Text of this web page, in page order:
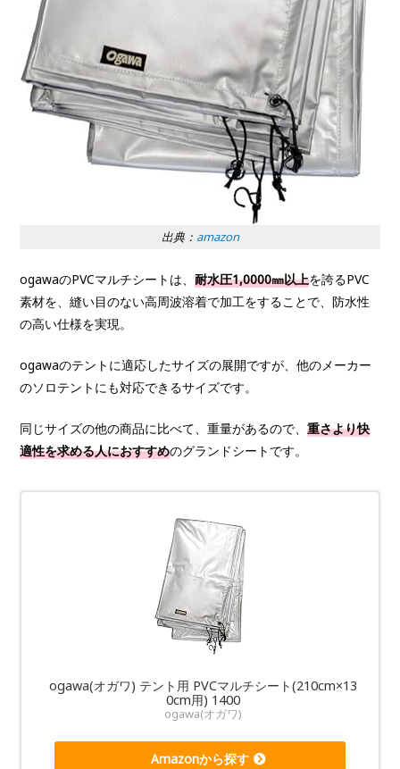
出典： amazon
ogawaのPVCマルチシートは、耐水圧1,0000㎜以上を誇るPVC
素材を、縫い目のない高周波溶着で加工をすることで、防水性
の高い仕様を実現。
ogawaのテントに適応したサイズの展開ですが、他のメーカー
のソロテントにも対応できるサイズです。
同じサイズの他の商品に比べて、重量があるので、重さより快
適性を求める人におすすめのグランドシートです。
ogawa(オガワ) テント用 PVCマルチシート(210cm×13
0cm用) 1400
ogawa(オガワ)
Amazonから探す